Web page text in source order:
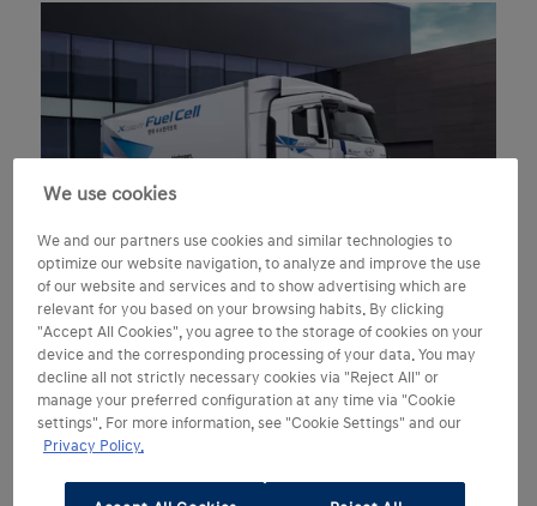
Hydrogenelektriske lastebiler i
Sveits
Hyundai Hydrogen Mobility AG leier ut utslippsfrie
XCIENT hydrogenelektriske lastebiler i Sveits.
We use cookies
We and our partners use cookies and similar technologies to
optimize our website navigation, to analyze and improve the use
of our website and services and to show advertising which are
relevant for you based on your browsing habits. By clicking
"Accept All Cookies", you agree to the storage of cookies on your
device and the corresponding processing of your data. You may
decline all not strictly necessary cookies via "Reject All" or
manage your preferred configuration at any time via "Cookie
settings". For more information, see "Cookie Settings" and our
Privacy Policy.